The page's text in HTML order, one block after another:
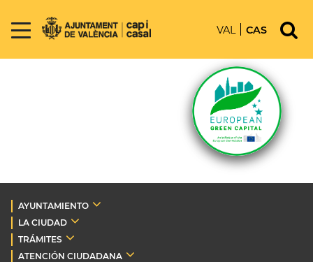
VAL CAS
AYUNTAMIENTO
LA CIUDAD
TRÁMITES
ATENCIÓN CIUDADANA